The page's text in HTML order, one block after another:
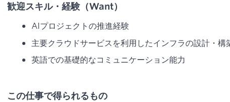
歓迎スキル・経験（Want）
AIプロジェクトの推進経験
主要クラウドサービスを利用したインフラの設計・構
英語での基礎的なコミュニケーション能力
この仕事で得られるもの